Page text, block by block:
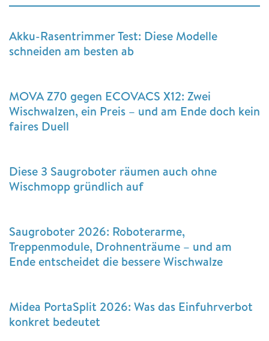
Akku-Rasentrimmer Test: Diese Modelle
schneiden am besten ab
MOVA Z70 gegen ECOVACS X12: Zwei
Wischwalzen, ein Preis – und am Ende doch kein
faires Duell
Diese 3 Saugroboter räumen auch ohne
Wischmopp gründlich auf
Saugroboter 2026: Roboterarme,
Treppenmodule, Drohnenträume – und am
Ende entscheidet die bessere Wischwalze
Midea PortaSplit 2026: Was das Einfuhrverbot
konkret bedeutet